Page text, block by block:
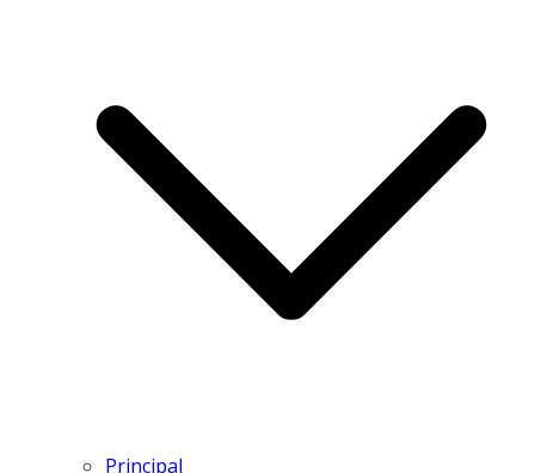
Principal